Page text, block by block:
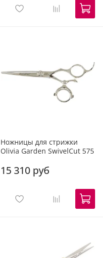
Ножницы для стрижки
Olivia Garden SwivelCut 575
15 310 руб